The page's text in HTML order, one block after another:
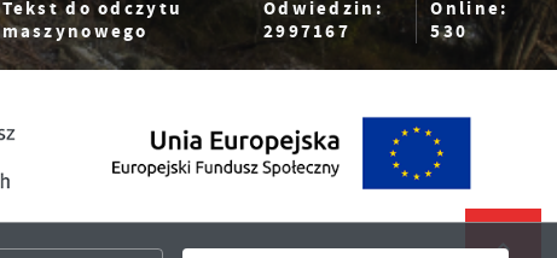
Tekst do odczytu
maszynowego
Odwiedzin:
2997167
Online:
530